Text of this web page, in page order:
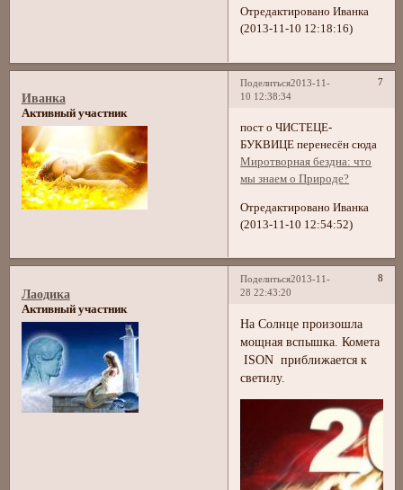
Отредактировано Иванка
(2013-11-10 12:18:16)
Поделиться 7
2013-11-
10 12:38:34
Иванка
Активный участник
пост о ЧИСТЕЦЕ-
БУКВИЦЕ перенесён сюда
Миротворная бездна: что
мы знаем о Природе?
Отредактировано Иванка
(2013-11-10 12:54:52)
Поделиться 8
2013-11-
28 22:43:20
Лаодика
Активный участник
На Солнце произошла
мощная вспышка. Комета
ISON приближается к
светилу.